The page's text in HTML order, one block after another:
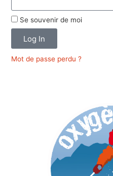
Se souvenir de moi
Log In
Mot de passe perdu ?